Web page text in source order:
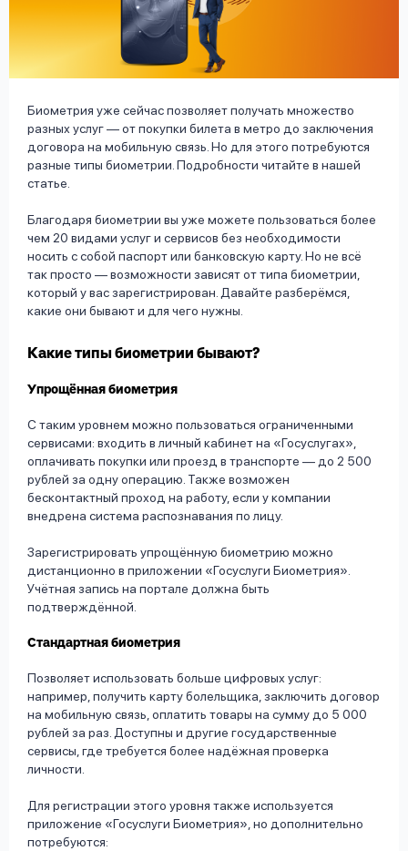
Биометрия уже сейчас позволяет получать множество
разных услуг — от покупки билета в метро до заключения
договора на мобильную связь. Но для этого потребуются
разные типы биометрии. Подробности читайте в нашей
статье.
Благодаря биометрии вы уже можете пользоваться более
чем 20 видами услуг и сервисов без необходимости
носить с собой паспорт или банковскую карту. Но не всё
так просто — возможности зависят от типа биометрии,
который у вас зарегистрирован. Давайте разберёмся,
какие они бывают и для чего нужны.
Какие типы биометрии бывают?
Упрощённая биометрия
С таким уровнем можно пользоваться ограниченными
сервисами: входить в личный кабинет на «Госуслугах»,
оплачивать покупки или проезд в транспорте — до 2 500
рублей за одну операцию. Также возможен
бесконтактный проход на работу, если у компании
внедрена система распознавания по лицу.
Зарегистрировать упрощённую биометрию можно
дистанционно в приложении «Госуслуги Биометрия».
Учётная запись на портале должна быть
подтверждённой.
Стандартная биометрия
Позволяет использовать больше цифровых услуг:
например, получить карту болельщика, заключить договор
на мобильную связь, оплатить товары на сумму до 5 000
рублей за раз. Доступны и другие государственные
сервисы, где требуется более надёжная проверка
личности.
Для регистрации этого уровня также используется
приложение «Госуслуги Биометрия», но дополнительно
потребуются:
Оформить заявку
Войти под другим номером
вопрос
Ответы
вопросы